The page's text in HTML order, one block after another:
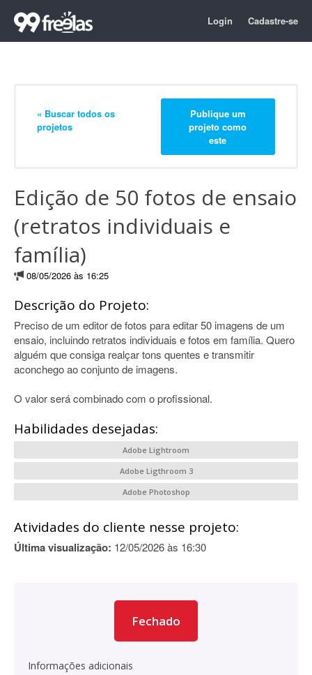
Login Cadastre-se
« Buscar todos os
projetos
Publique um
projeto como
este
Edição de 50 fotos de ensaio
(retratos individuais e
família)
08/05/2026 às 16:25
Descrição do Projeto:
Preciso de um editor de fotos para editar 50 imagens de um
ensaio, incluindo retratos individuais e fotos em família. Quero
alguém que consiga realçar tons quentes e transmitir
aconchego ao conjunto de imagens.
O valor será combinado com o profissional.
Habilidades desejadas:
Adobe Lightroom
Adobe Ligthroom 3
Adobe Photoshop
Atividades do cliente nesse projeto:
Última visualização: 12/05/2026 às 16:30
Fechado
Informações adicionais